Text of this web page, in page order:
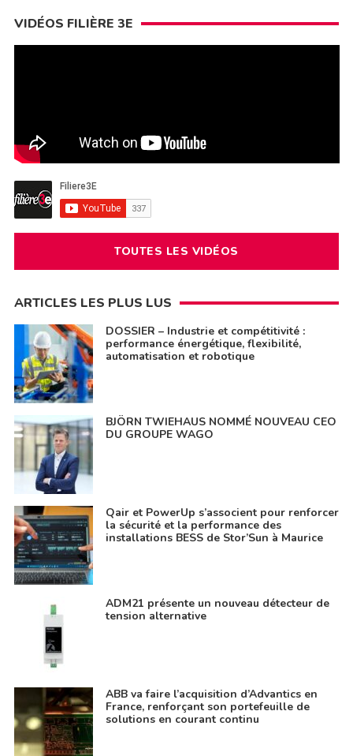
VIDÉOS FILIÈRE 3E
TOUTES LES VIDÉOS
ARTICLES LES PLUS LUS
DOSSIER – Industrie et compétitivité :
performance énergétique, flexibilité,
automatisation et robotique
BJÖRN TWIEHAUS NOMMÉ NOUVEAU CEO
DU GROUPE WAGO
Qair et PowerUp s’associent pour renforcer
la sécurité et la performance des
installations BESS de Stor’Sun à Maurice
ADM21 présente un nouveau détecteur de
tension alternative
ABB va faire l’acquisition d’Advantics en
France, renforçant son portefeuille de
solutions en courant continu